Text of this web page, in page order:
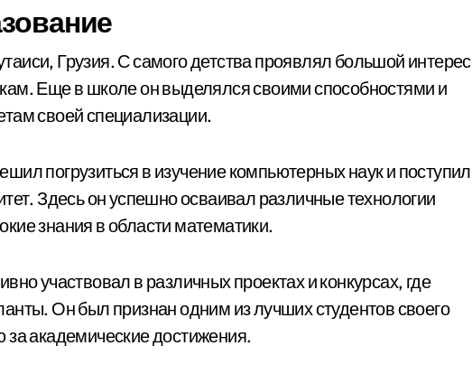
Грузия. С самого детства проявлял большой интерес
Еще в школе он выделялся своими способностями и
своей специализации.
погрузиться в изучение компьютерных наук и поступил
Здесь он успешно осваивал различные технологии
знания в области математики.
участвовал в различных проектах и конкурсах, где
Он был признан одним из лучших студентов своего
за академические достижения.